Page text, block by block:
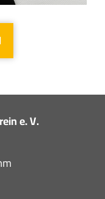
e. V.